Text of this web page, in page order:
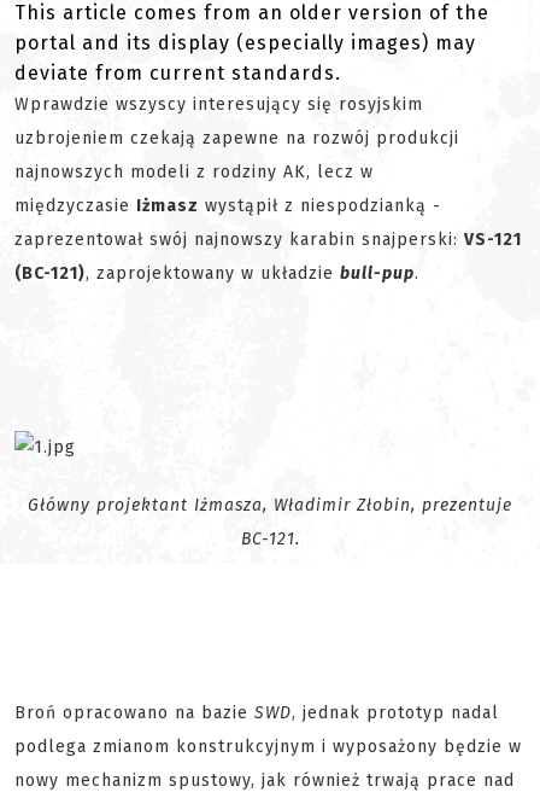
This article comes from an older version of the
portal and its display (especially images) may
deviate from current standards.
Wprawdzie wszyscy interesujący się rosyjskim
uzbrojeniem czekają zapewne na rozwój produkcji
najnowszych modeli z rodziny AK, lecz w
międzyczasie Iżmasz wystąpił z niespodzianką -
zaprezentował swój najnowszy karabin snajperski: VS-121
(BC-121), zaprojektowany w układzie bull-pup.
Główny projektant Iżmasza, Władimir Złobin, prezentuje
BC-121.
Broń opracowano na bazie SWD, jednak prototyp nadal
podlega zmianom konstrukcyjnym i wyposażony będzie w
nowy mechanizm spustowy, jak również trwają prace nad